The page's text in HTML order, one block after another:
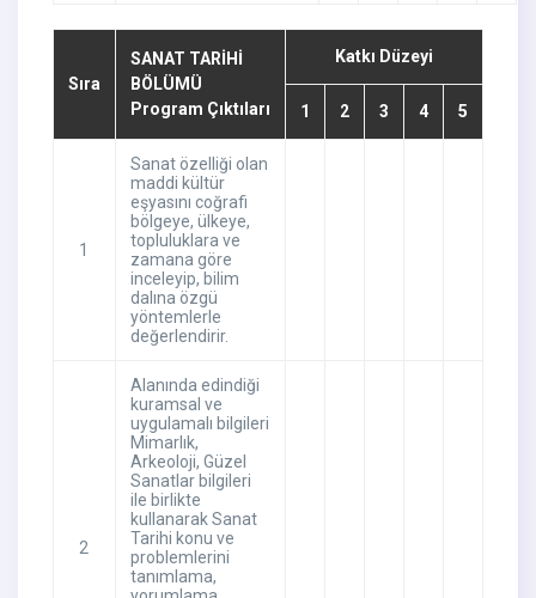
Sıra
SANAT TARİHİ
BÖLÜMÜ
Program Çıktıları
Katkı Düzeyi
1 2 3 4 5
1
Sanat özelliği olan
maddi kültür
eşyasını coğrafi
bölgeye, ülkeye,
topluluklara ve
zamana göre
inceleyip, bilim
dalına özgü
yöntemlerle
değerlendirir.
2
Alanında edindiği
kuramsal ve
uygulamalı bilgileri
Mimarlık,
Arkeoloji, Güzel
Sanatlar bilgileri
ile birlikte
kullanarak Sanat
Tarihi konu ve
problemlerini
tanımlama,